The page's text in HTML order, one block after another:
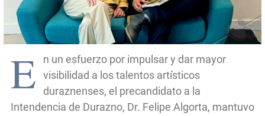
E
n un esfuerzo por impulsar y dar mayor
visibilidad a los talentos artísticos
duraznenses, el precandidato a la
Intendencia de Durazno, Dr. Felipe Algorta, mantuvo